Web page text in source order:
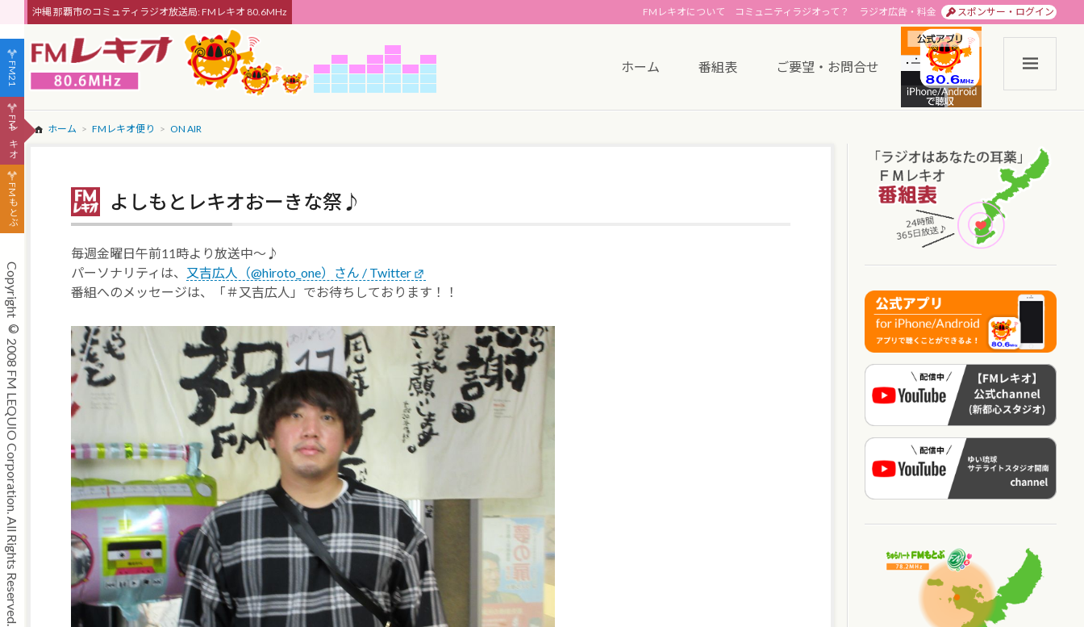
沖縄 那覇市のコミュティラジオ放送局: FMレキオ 80.6MHz スポンサー・ログイン
ラジオ広告・料金
コミュニティラジオって？
FMレキオについて
ホーム 番組表 ご要望・お問合せ
ホーム FMレキオ便り ON AIR
よしもとレキオおーきな祭♪
毎週金曜日午前11時より放送中～♪
パーソナリティは、 又吉広人（@hiroto_one）さん / Twitter
番組へのメッセージは、「＃又吉広人」でお待ちしております！！
FM21
FMレキオ
FMもとぶ
Copyright © 2008 FM LEQUIO Corporation. All Rights Reserved.